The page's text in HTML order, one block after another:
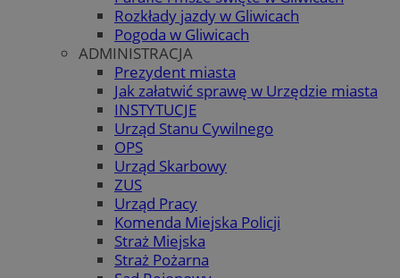
Rozkłady jazdy w Gliwicach
Pogoda w Gliwicach
ADMINISTRACJA
Prezydent miasta
Jak załatwić sprawę w Urzędzie miasta
INSTYTUCJE
Urząd Stanu Cywilnego
OPS
Urząd Skarbowy
ZUS
Urząd Pracy
Komenda Miejska Policji
Straż Miejska
Straż Pożarna